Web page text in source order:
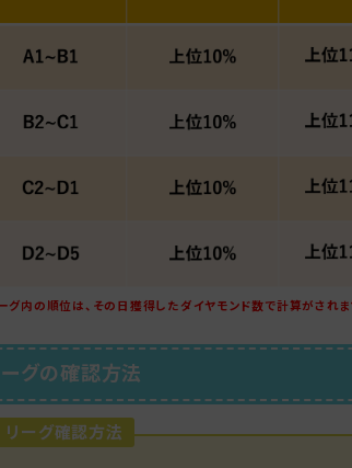
グ内の順位は、その日獲得したダイヤモンド数で計算がされま
ーグの確認方法
リーグ確認方法